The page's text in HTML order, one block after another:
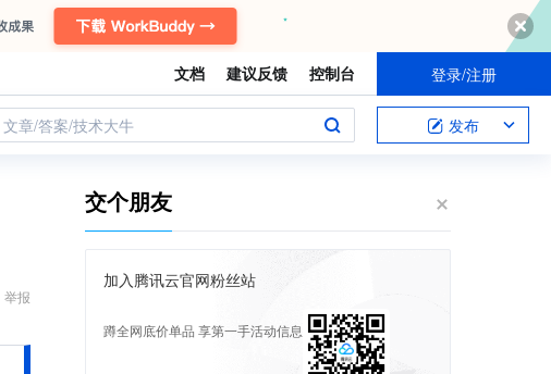
文档 建议反馈 控制台 登录/注册
文章/答案/技术大牛 发布
举报
交个朋友
加入腾讯云官网粉丝站
蹲全网底价单品 享第一手活动信息